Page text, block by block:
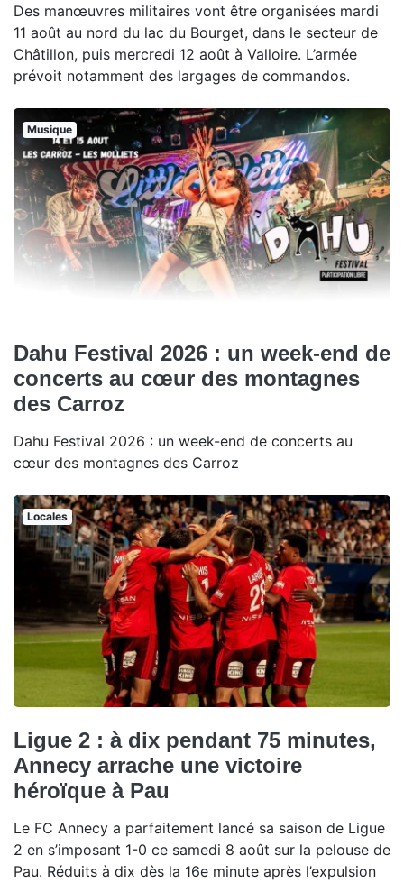
Des manœuvres militaires vont être organisées mardi
11 août au nord du lac du Bourget, dans le secteur de
Châtillon, puis mercredi 12 août à Valloire. L’armée
prévoit notamment des largages de commandos.
Musique
Dahu Festival 2026 : un week-end de
concerts au cœur des montagnes
des Carroz
Dahu Festival 2026 : un week-end de concerts au
cœur des montagnes des Carroz
Locales
Ligue 2 : à dix pendant 75 minutes,
Annecy arrache une victoire
héroïque à Pau
Le FC Annecy a parfaitement lancé sa saison de Ligue
2 en s’imposant 1-0 ce samedi 8 août sur la pelouse de
Pau. Réduits à dix dès la 16e minute après l’expulsion